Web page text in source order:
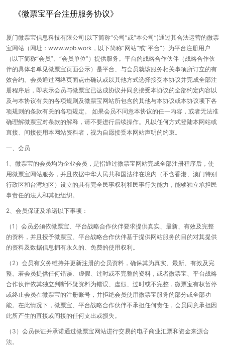
《微票宝平台注册服务协议》
厦门微票宝信息科技有限公司(以下简称“公司”或“本公司”)通过其合法运营的微票
宝网站（网址：www.wpb.work，以下简称“网站”或“平台”）为平台注册用户
（以下简称“会员”、“会员单位”）提供服务。平台的战略合作伙伴（战略合作伙
伴的具体名单见微票宝页面公示）是平台、与会员就该服务相关事项所订立的有
效合约。会员通过网络页面点击确认或以其他方式选择接受本协议并完成全部注
册程序后，即表示会员与微票宝已达成协议并同意接受本协议的全部约定内容以
及与本协议有关的各项规则及微票宝网站所包含的其他与本协议或本协议项下各
项规则的条款有关的各项规定。 如果会员不同意本协议的任一内容，或者无法准
确理解微票宝对条款的解释，请不要进行后续操作。凡以任何方式登陆本网站或
直接、间接使用本网站资料者，视为自愿接受本网站声明的约束。
一、会员
1、微票宝的会员均为企业会员，是指通过微票宝网站完成全部注册程序后，使
用微票宝网站服务，并且依据中华人民共和国法律在境内（不含香港、澳门特别
行政区和台湾地区）设立的具有完全民事权利和民事行为能力，能够独立承担民
事责任的法人和其他组织。
2、会员保证及承诺以下事项：
（1）会员必须依微票宝、平台战略合作伙伴要求提供真实、最新、有效及完整
的资料，并且授予微票宝、平台战略合作伙伴基于提供网站服务的目的对其提供
的资料及数据信息拥有永久的、免费的使用权利。
（2）会员有义务维持并更新注册的会员资料，确保其为真实、最新、有效及完
整。若会员提供任何错误、虚假、过时或不完整的资料，或者微票宝、平台战略
合作伙伴依其独立判断怀疑资料为错误、虚假、过时或不完整，微票宝有权暂停
或终止会员在微票宝的注册账号，并拒绝会员使用微票宝服务的部分或全部功
能。在此情况下，微票宝、平台战略合作伙伴不承担任何责任，会员同意承担因
此所产生的直接或间接的任何支出或损失。
（3）会员保证并承诺通过微票宝网站进行交易的电子商业汇票和资金来源合
法。